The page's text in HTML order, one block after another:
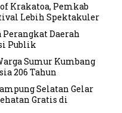
Krakatoa, Pemkab
Lebih Spektakuler
Daerah
Publik
Sumur Kumbang
206 Tahun
Selatan Gelar
Gratis di